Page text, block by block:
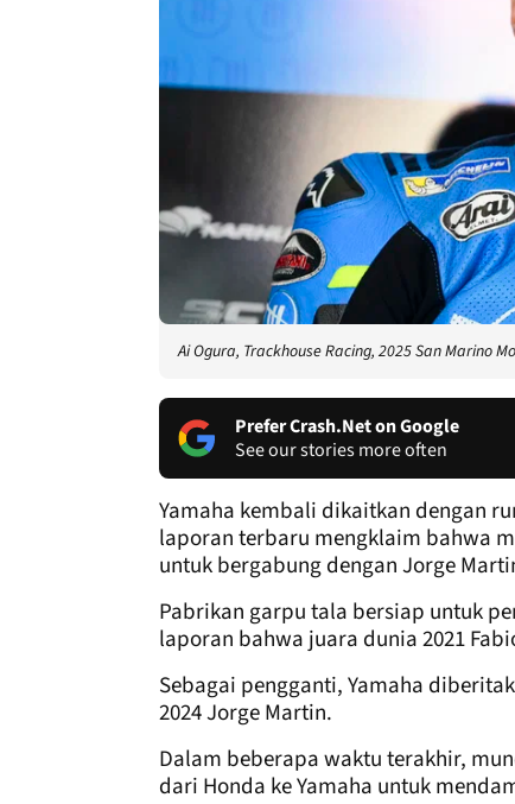
Ai Ogura, Trackhouse Racing, 2025 San Marino
Prefer Crash.Net on Google
See our stories more often
Yamaha kembali dikaitkan dengan
laporan terbaru mengklaim bahwa
untuk bergabung dengan Jorge
Pabrikan garpu tala bersiap untuk
laporan bahwa juara dunia 2021
Sebagai pengganti, Yamaha
2024 Jorge Martin.
Dalam beberapa waktu terakhir,
dari Honda ke Yamaha untuk